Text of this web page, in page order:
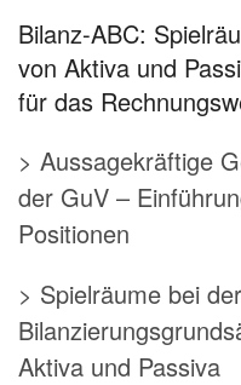
Bilanz-ABC:
von Aktiva und
für das
> Aussagekräftige
der GuV –
Positionen
> Spielräume bei
Aktiva und Passiva